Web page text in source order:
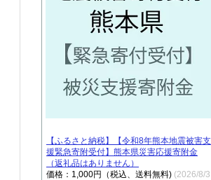
【ふるさと納税】【令和8年熊本地震被害支
援緊急寄附受付】熊本県災害応援寄附金
（返礼品はありません）
価格：1,000円（税込、送料無料) (2026/8/3